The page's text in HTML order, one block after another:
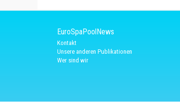
EuroSpaPoolNews
Kontakt
Unsere anderen Publikationen
Wer sind wir